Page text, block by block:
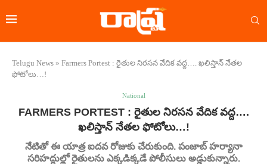
Telugu News » Farmers Portest : రైతుల నిరసన వేదిక వద్ద…. ఖలిస్తాన్ నేతల
ఫోటోలు…!
National
FARMERS PORTEST : రైతుల నిరసన వేదిక వద్ద….
ఖలిస్తాన్ నేతల ఫోటోలు…!
నేటితో ఈ యాత్ర ఐదవ రోజుకు చేరుకుంది. పంజాబ్ హర్యానా
సరిహద్దుల్లో రైతులను ఎక్కడిక్కడే పోలీసులు అడ్డుకున్నారు.